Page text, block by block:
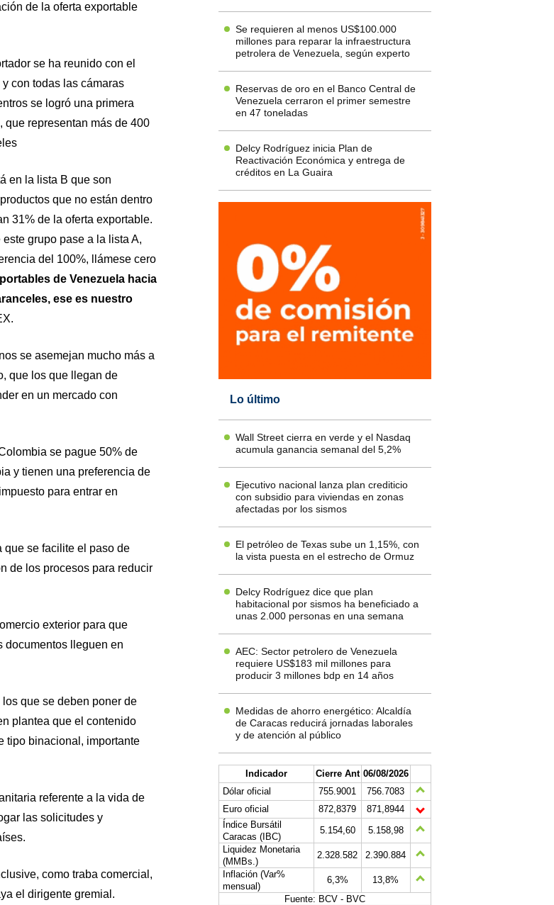
de la oferta exportable
se ha reunido con el
con todas las cámaras
se logró una primera
representan más de 400
en la lista B que son
que no están dentro
31% de la oferta exportable.
grupo pase a la lista A,
del 100%, llámese cero
de Venezuela hacia
ese es nuestro
se asemejan mucho más a
que los que llegan de
en un mercado con
se pague 50% de
y tienen una preferencia de
para entrar en
se facilite el paso de
de los procesos para reducir
exterior para que
documentos lleguen en
que se deben poner de
plantea que el contenido
tipo binacional, importante
referente a la vida de
las solicitudes y
como traba comercial,
el dirigente gremial.
Se requieren al menos US$100.000
millones para reparar la infraestructura
petrolera de Venezuela, según experto
Reservas de oro en el Banco Central de
Venezuela cerraron el primer semestre
en 47 toneladas
Delcy Rodríguez inicia Plan de
Reactivación Económica y entrega de
créditos en La Guaira
Lo último
Wall Street cierra en verde y el Nasdaq
acumula ganancia semanal del 5,2%
Ejecutivo nacional lanza plan crediticio
con subsidio para viviendas en zonas
afectadas por los sismos
El petróleo de Texas sube un 1,15%, con
la vista puesta en el estrecho de Ormuz
Delcy Rodríguez dice que plan
habitacional por sismos ha beneficiado a
unas 2.000 personas en una semana
AEC: Sector petrolero de Venezuela
requiere US$183 mil millones para
producir 3 millones bdp en 14 años
Medidas de ahorro energético: Alcaldía
de Caracas reducirá jornadas laborales
y de atención al público
Indicador Cierre Ant 06/08/2026
Dólar oficial
755.9001
756.7083
Euro oficial
872,8379
871,8944
Índice Bursátil
Caracas (IBC)
5.154,60
5.158,98
Liquidez Monetaria
(MMBs.)
2.328.582
2.390.884
Inflación (Var%
mensual)
6,3%
13,8%
Fuente: BCV - BVC